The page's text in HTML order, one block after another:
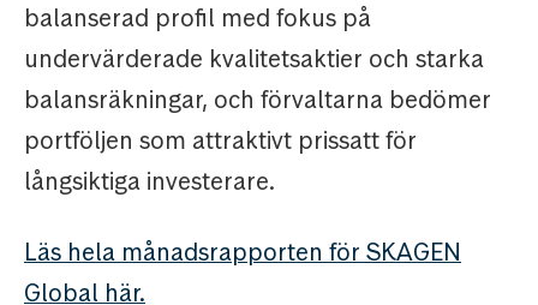
balanserad profil med fokus på
undervärderade kvalitetsaktier och starka
balansräkningar, och förvaltarna bedömer
portföljen som attraktivt prissatt för
långsiktiga investerare.
Läs hela månadsrapporten för SKAGEN
Global här.